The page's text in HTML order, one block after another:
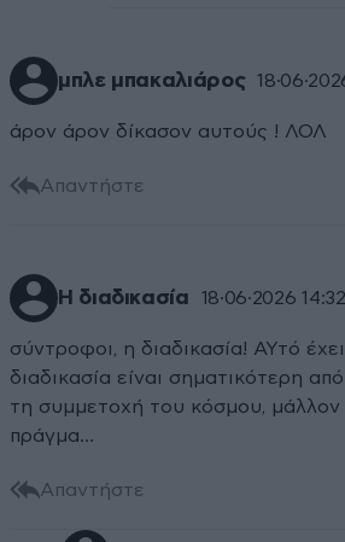
μπλε μπακαλιάρος
άρον άρον δίκασον αυτούς ! ΛΟΛ
Απαντήστε
Η διαδικασία 18·06·2026 14:32
σύντροφοι, η διαδικασία! ΑΥτό
διαδικασία είναι σηματικότερη
τη συμμετοχή του κόσμου,
πράγμα...
Απαντήστε